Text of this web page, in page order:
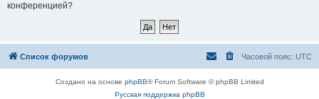
конференцией?
Список форумов Часовой пояс: UTC
Создано на основе phpBB® Forum Software © phpBB Limited
Русская поддержка phpBB